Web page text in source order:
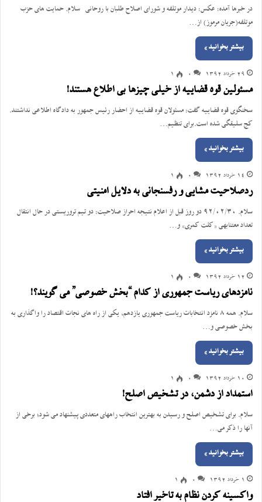
در خبرها آمده: عکس: دیدار موتلفه و شورای اصلاح طلبان با روحانی سلام. حمایت های حزب
موتلفه(جریان مرموز) از…
بیشتر بخوانید »
29 خرداد 1392 0
1
مسئولین قوه قضاییه از خیلی چیزها بی اطلاع هستند!
سخنگوی قوه قضاییه گفت: مسئولان قوه قضاییه از احضار رئیس جمهور به دادگاه اطلاعی نداشتند.
کج سلیقگی شده است.برای تنظیم…
بیشتر بخوانید »
14 خرداد 1392 0
1
ردصلاحیت مشایی و رفسنجانی به دلایل امنیتی
سلام. 92/02/30 دو روز قبل از اعلام نتیجه احراز صلاحیت: دو تیم تروریستی در حال انتقال
تعداد معتنابهی «کلت کمری» و…
بیشتر بخوانید »
12 خرداد 1392 0
1
نامزدهای ریاست جمهوری از کدام “بخش خصوصی” می گویند؟!
سلام. همه 8 نامزد انتخابات ریاست جمهوری یازدهم، یکی از راه های نجات اقتصاد را واگذاری به
بخش خصوصی و…
بیشتر بخوانید »
10 خرداد 1392 0
1
استمداد از دشمن، در تشخیص اصلح!
سلام. برای تشخیص اصلح و رسیدن به بهترین انتخاب راههای متعددی پیشنهاد می شود؛ برخی از
آنها را ذکر می…
بیشتر بخوانید »
1 خرداد 1392 0
1
واکسینه کردن نظام به تاخیر افتاد